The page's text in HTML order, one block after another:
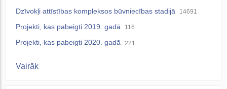
Dzīvokļi attīstības kompleksos būvniecības stadijā 14691
Projekti, kas pabeigti 2019. gadā 116
Projekti, kas pabeigti 2020. gadā 221
Vairāk